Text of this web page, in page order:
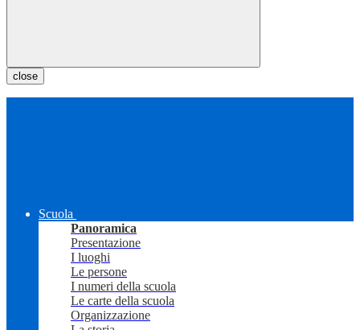
close
Scuola
Panoramica
Presentazione
I luoghi
Le persone
I numeri della scuola
Le carte della scuola
Organizzazione